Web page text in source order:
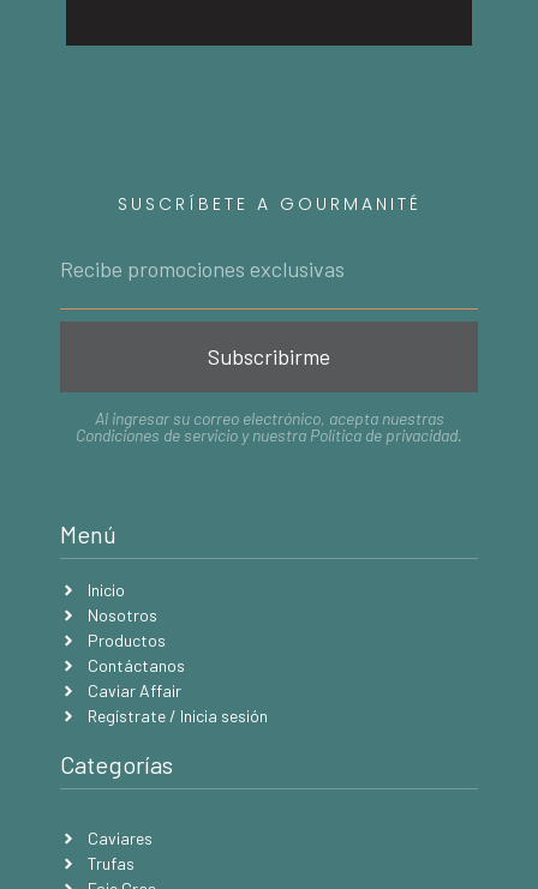
SUSCRÍBETE A GOURMANITÉ
Subscribirme
Al ingresar su correo electrónico, acepta nuestras
Condiciones de servicio y nuestra Política de privacidad.
Menú
Inicio
Nosotros
Productos
Contáctanos
Caviar Affair
Regístrate / Inicia sesión
Categorías
Caviares
Trufas